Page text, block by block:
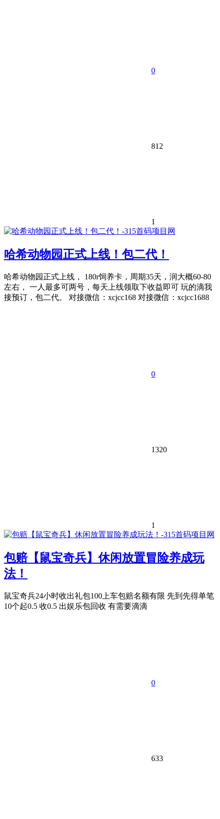
0
812
1
哈希动物园正式上线！包二代！
哈希动物园正式上线， 180r饲养卡，周期35天，润大概60-80
左右， 一人最多可两号，每天上线领取下收益即可 玩的滴我
接预订，包二代。 对接微信：xcjcc168 对接微信：xcjcc1688
0
1320
1
包赔【鼠宝奇兵】休闲放置冒险养成玩
法！
鼠宝奇兵24小时收出礼包100上车包赔名额有限 先到先得单笔
10个起0.5 收0.5 出娱乐包回收 有需要滴滴
0
633